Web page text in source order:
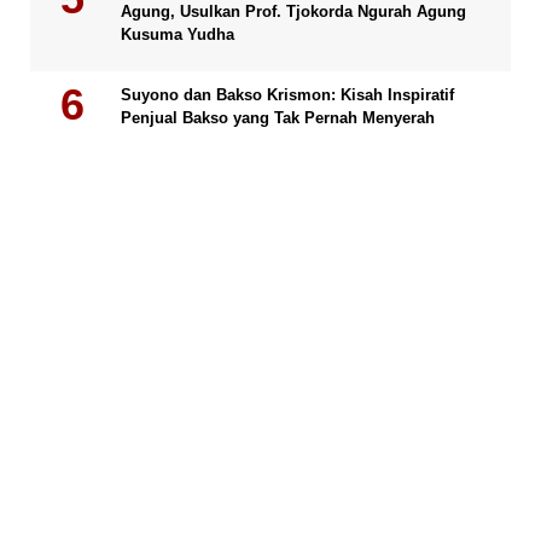
Agung, Usulkan Prof. Tjokorda Ngurah Agung
Kusuma Yudha
Suyono dan Bakso Krismon: Kisah Inspiratif
Penjual Bakso yang Tak Pernah Menyerah